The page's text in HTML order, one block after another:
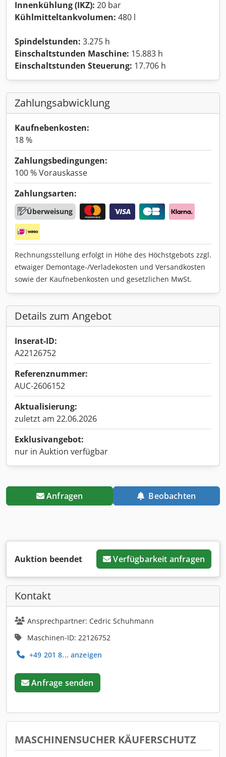
Innenkühlung (IKZ): 20 bar
Kühlmitteltankvolumen: 480 l
Spindelstunden: 3.275 h
Einschaltstunden Maschine: 15.883 h
Einschaltstunden Steuerung: 17.706 h
Zahlungsabwicklung
Kaufnebenkosten:
18 %
Zahlungsbedingungen:
100 % Vorauskasse
Zahlungsarten:
Überweisung
Rechnungsstellung erfolgt in Höhe des Höchstgebots zzgl.
etwaiger Demontage-/Verladekosten und Versandkosten
sowie der Kaufnebenkosten und gesetzlichen MwSt.
Details zum Angebot
Inserat-ID:
A22126752
Referenznummer:
AUC-2606152
Aktualisierung:
zuletzt am 22.06.2026
Exklusivangebot:
nur in Auktion verfügbar
Anfragen Beobachten
Auktion beendet Verfügbarkeit anfragen
Kontakt
Ansprechpartner: Cedric Schuhmann
Maschinen-ID: 22126752
+49 201 8... anzeigen
Anfrage senden
MASCHINENSUCHER KÄUFERSCHUTZ